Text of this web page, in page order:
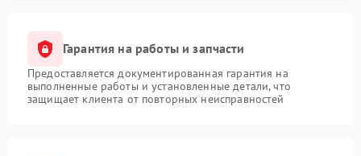
Гарантия на работы и запчасти
Предоставляется документированная гарантия на
выполненные работы и установленные детали, что
защищает клиента от повторных неисправностей